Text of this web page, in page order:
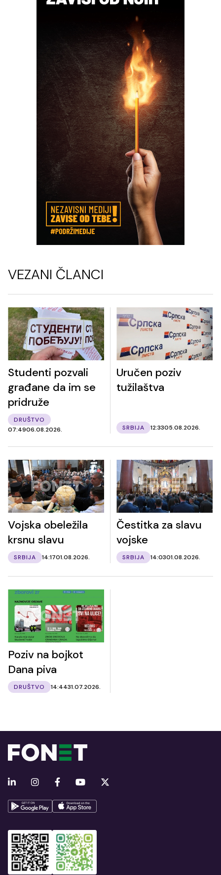
VEZANI ČLANCI
Studenti pozvali
građane da im se
pridruže
DRUŠTVO
07:4906.08.2026.
Uručen poziv
tužilaštva
SRBIJA 12:3305.08.2026.
Vojska obeležila
krsnu slavu
SRBIJA 14:1701.08.2026.
Čestitka za slavu
vojske
SRBIJA 14:0301.08.2026.
Poziv na bojkot
Dana piva
DRUŠTVO 14:4431.07.2026.